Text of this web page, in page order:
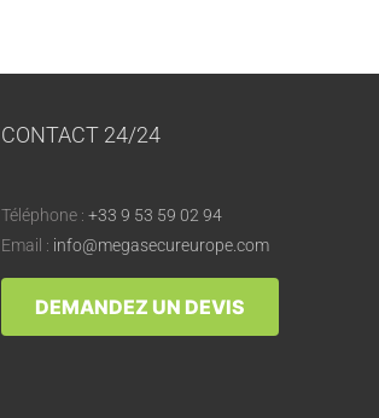
CONTACT 24/24
Téléphone :+33 9 53 59 02 94
Email : info@megasecureurope.com
DEMANDEZ UN DEVIS